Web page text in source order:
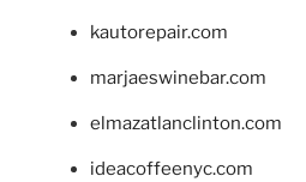
kautorepair.com
marjaeswinebar.com
elmazatlanclinton.com
ideacoffeenyc.com